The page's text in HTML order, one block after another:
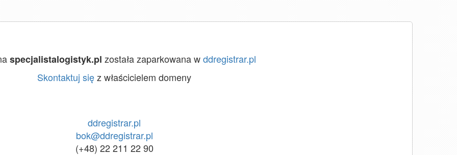
specjalistalogistyk.pl została zaparkowana wddregistrar.pl
Skontaktuj sięz właścicielem domeny
ddregistrar.pl
bok@ddregistrar.pl
(+48) 22 211 22 90